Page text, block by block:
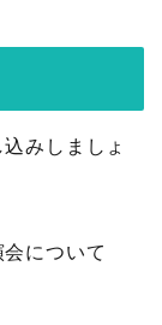
みしましょ
について